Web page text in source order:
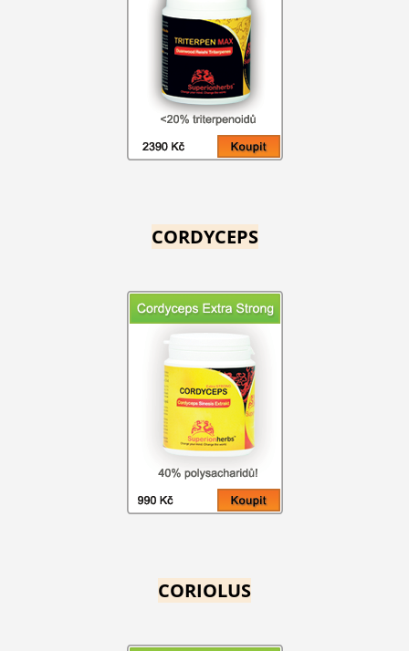
CORDYCEPS
CORIOLUS